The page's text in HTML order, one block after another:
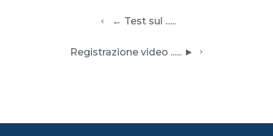
  ← Test sul ......
Registrazione video ...... ►